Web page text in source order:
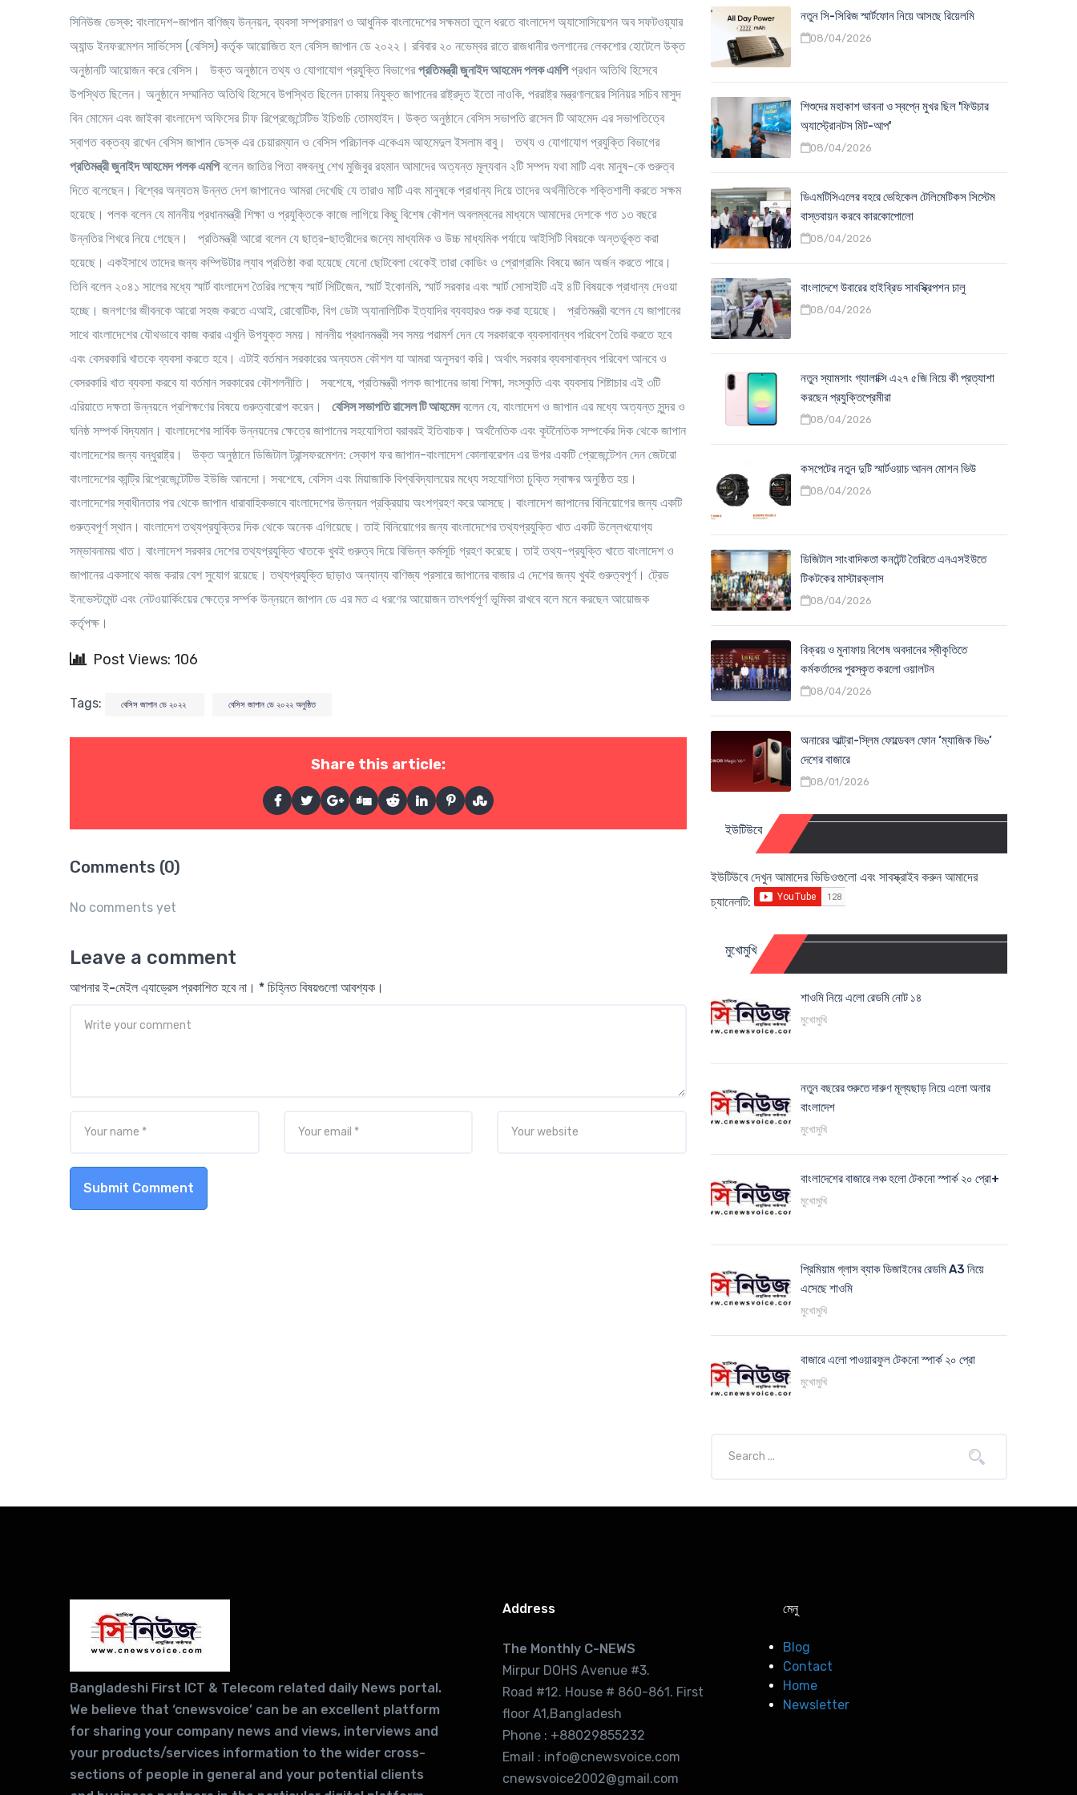
সিনিউজ ডেস্ক: বাংলাদেশ-জাপান বাণিজ্য উন্নয়ন, ব্যবসা সম্প্রসারণ ও আধুনিক বাংলাদেশের সক্ষমতা তুলে ধরতে বাংলাদেশ অ্যাসোসিয়েশন অব সফটওয়্যার
অ্যান্ড ইনফরমেশন সার্ভিসেস (বেসিস) কর্তৃক আয়োজিত হল বেসিস জাপান ডে ২০২২। রবিবার ২০ নভেম্বর রাতে রাজধানীর গুলশানের লেকশোর হোটেলে উক্ত
অনুষ্ঠানটি আয়োজন করে বেসিস। উক্ত অনুষ্ঠানে তথ্য ও যোগাযোগ প্রযুক্তি বিভাগেরপ্রতিমন্ত্রী জুনাইদ আহমেদ পলক এমপিপ্রধান অতিথি হিসেবে
উপস্থিত ছিলেন। অনুষ্ঠানে সম্মানিত অতিথি হিসেবে উপস্থিত ছিলেন ঢাকায় নিযুক্ত জাপানের রাষ্ট্রদূত ইতো নাওকি, পররাষ্ট্র মন্ত্রণালয়ের সিনিয়র সচিব মাসুদ
বিন মোমেন এবং জাইকা বাংলাদেশ অফিসের চীফ রিপ্রেজেন্টেটিভ ইচিগুচি তোমহাইদ। উক্ত অনুষ্ঠানে বেসিস সভাপতি রাসেল টি আহমেদ এর সভাপতিত্বে
স্বাগত বক্তব্য রাখেন বেসিস জাপান ডেস্ক এর চেয়ারম্যান ও বেসিস পরিচালক একেএম আহমেদুল ইসলাম বাবু। তথ্য ও যোগাযোগ প্রযুক্তি বিভাগের
প্রতিমন্ত্রী জুনাইদ আহমেদ পলক এমপিবলেন জাতির পিতা বঙ্গবন্ধু শেখ মুজিবুর রহমান আমাদের অত্যন্ত মূল্যবান ২টি সম্পদ যথা মাটি এবং মানুষ-কে গুরুত্ব
দিতে বলেছেন। বিশ্বের অন্যতম উন্নত দেশ জাপানেও আমরা দেখেছি যে তারাও মাটি এবং মানুষকে প্রাধান্য দিয়ে তাদের অর্থনীতিকে শক্তিশালী করতে সক্ষম
হয়েছে। পলক বলেন যে মাননীয় প্রধানমন্ত্রী শিক্ষা ও প্রযুক্তিকে কাজে লাগিয়ে কিছু বিশেষ কৌশল অবলম্বনের মাধ্যমে আমাদের দেশকে গত ১৩ বছরে
উন্নতির শিখরে নিয়ে গেছেন। প্রতিমন্ত্রী আরো বলেন যে ছাত্র-ছাত্রীদের জন্যে মাধ্যমিক ও উচ্চ মাধ্যমিক পর্যায়ে আইসিটি বিষয়কে অন্তর্ভূক্ত করা
হয়েছে। একইসাথে তাদের জন্য কম্পিউটার ল্যাব প্রতিষ্ঠা করা হয়েছে যেনো ছোটবেলা থেকেই তারা কোডিং ও প্রোগ্রামিং বিষয়ে জ্ঞান অর্জন করতে পারে।
তিনি বলেন ২০৪১ সালের মধ্যে স্মার্ট বাংলাদেশ তৈরির লক্ষ্যে স্মার্ট সিটিজেন, স্মার্ট ইকোনমি, স্মার্ট সরকার এবং স্মার্ট সোসাইটি এই ৪টি বিষয়কে প্রাধান্য দেওয়া
হচ্ছে। জনগণের জীবনকে আরো সহজ করতে এআই, রোবোটিক, বিগ ডেটা অ্যানালিটিক ইত্যাদির ব্যবহারও শুরু করা হয়েছে। প্রতিমন্ত্রী বলেন যে জাপানের
সাথে বাংলাদেশের যৌথভাবে কাজ করার এখুনি উপযুক্ত সময়। মাননীয় প্রধানমন্ত্রী সব সময় পরামর্শ দেন যে সরকারকে ব্যবসাবান্ধব পরিবেশ তৈরি করতে হবে
এবং বেসরকারি খাতকে ব্যবসা করতে হবে। এটাই বর্তমান সরকারের অন্যতম কৌশল যা আমরা অনুসরণ করি। অর্থাৎ সরকার ব্যবসাবান্ধব পরিবেশ আনবে ও
বেসরকারি খাত ব্যবসা করবে যা বর্তমান সরকারের কৌশলনীতি। সবশেষে, প্রতিমন্ত্রী পলক জাপানের ভাষা শিক্ষা, সংস্কৃতি এবং ব্যবসায় শিষ্টাচার এই ৩টি
এরিয়াতে দক্ষতা উন্নয়নে প্রশিক্ষণের বিষয়ে গুরুত্বারোপ করেন। বেসিস সভাপতি রাসেল টি আহমেদবলেন যে, বাংলাদেশ ও জাপান এর মধ্যে অত্যন্ত সুন্দর ও
ঘনিষ্ঠ সম্পর্ক বিদ্যমান। বাংলাদেশের সার্বিক উন্নয়নের ক্ষেত্রে জাপানের সহযোগিতা বরাবরই ইতিবাচক। অর্থনৈতিক এবং কূটনৈতিক সম্পর্কের দিক থেকে জাপান
বাংলাদেশের জন্য বন্ধুরাষ্ট্র। উক্ত অনুষ্ঠানে ডিজিটাল ট্রান্সফরমেশন: স্কোপ ফর জাপান-বাংলাদেশ কোলাবরেশন এর উপর একটি প্রেজেন্টেশন দেন জেটরো
বাংলাদেশের কান্ট্রি রিপ্রেজেন্টেটিভ ইউজি আনদো। সবশেষে, বেসিস এবং মিয়াজাকি বিশ্ববিদ্যালয়ের মধ্যে সহযোগিতা চুক্তি স্বাক্ষর অনুষ্ঠিত হয়।
বাংলাদেশের স্বাধীনতার পর থেকে জাপান ধারাবাহিকভাবে বাংলাদেশের উন্নয়ন প্রক্রিয়ায় অংশগ্রহণ করে আসছে। বাংলাদেশ জাপানের বিনিয়োগের জন্য একটি
গুরুত্বপূর্ণ স্থান। বাংলাদেশ তথ্যপ্রযুক্তির দিক থেকে অনেক এগিয়েছে। তাই বিনিয়োগের জন্য বাংলাদেশের তথ্যপ্রযুক্তি খাত একটি উল্লেখযোগ্য
সম্ভাবনাময় খাত। বাংলাদেশ সরকার দেশের তথ্যপ্রযুক্তি খাতকে খুবই গুরুত্ব দিয়ে বিভিন্ন কর্মসূচি গ্রহণ করেছে। তাই তথ্য-প্রযুক্তি খাতে বাংলাদেশ ও
জাপানের একসাথে কাজ করার বেশ সুযোগ রয়েছে। তথ্যপ্রযুক্তি ছাড়াও অন্যান্য বাণিজ্য প্রসারে জাপানের বাজার এ দেশের জন্য খুবই গুরুত্বপূর্ণ। ট্রেড
ইনভেস্টমেন্ট এবং নেটওয়ার্কিংয়ের ক্ষেত্রে সর্ম্পক উন্নয়নে জাপান ডে এর মত এ ধরণের আয়োজন তাৎপর্যপূর্ণ ভূমিকা রাখবে বলে মনে করছেন আয়োজক
কর্তৃপক্ষ।
Post Views: 106
Tags: বেসিস জাপান ডে ২০২২ বেসিস জাপান ডে ২০২২ অনুষ্ঠিত
Share this article:
Comments (0)
No comments yet
Leave a comment
আপনার ই-মেইল এ্যাড্রেস প্রকাশিত হবে না। * চিহ্নিত বিষয়গুলো আবশ্যক।
Submit Comment
নতুন সি-সিরিজ স্মার্টফোন নিয়ে আসছে রিয়েলমি
08/04/2026
শিশুদের মহাকাশ ভাবনা ও স্বপ্নে মুখর ছিল 'ফিউচার
অ্যাস্ট্রোনটস মিট-আপ'
08/04/2026
ডিএমটিসিএলের বহরে ভেহিকেল টেলিমেটিকস সিস্টেম
বাস্তবায়ন করবে কারকোপোলো
08/04/2026
বাংলাদেশে উবারের হাইব্রিড সাবস্ক্রিপশন চালু
08/04/2026
নতুন স্যামসাং গ্যালাক্সি এ২৭ ৫জি নিয়ে কী প্রত্যাশা
করছেন প্রযুক্তিপ্রেমীরা
08/04/2026
কসপেটের নতুন দুটি স্মার্টওয়াচ আনল মোশন ভিউ
08/04/2026
ডিজিটাল সাংবাদিকতা কনটেন্ট তৈরিতে এনএসইউতে
টিকটকের মাস্টারক্লাস
08/04/2026
বিক্রয় ও মুনাফায় বিশেষ অবদানের স্বীকৃতিতে
কর্মকর্তাদের পুরস্কৃত করলো ওয়ালটন
08/04/2026
অনারের আল্ট্রা-স্লিম ফোল্ডেবল ফোন ‘ম্যাজিক ভি৬’
দেশের বাজারে
08/01/2026
ইউটিউবে
ইউটিউবে দেখুন আমাদের ভিডিওগুলো এবং সাবস্ক্রাইব করুন আমাদের
চ্যানেলটি:
মুখোমুখি
শাওমি নিয়ে এলো রেডমি নোট ১৪
মুখোমুখি
নতুন বছরের শুরুতে দারুণ মূল্যছাড় নিয়ে এলো অনার
বাংলাদেশ
মুখোমুখি
বাংলাদেশের বাজারে লঞ্চ হলো টেকনো স্পার্ক ২০ প্রো+
মুখোমুখি
প্রিমিয়াম গ্লাস ব্যাক ডিজাইনের রেডমি A3 নিয়ে
এসেছে শাওমি
মুখোমুখি
বাজারে এলো পাওয়ারফুল টেকনো স্পার্ক ২০ প্রো
মুখোমুখি
Bangladeshi First ICT & Telecom related daily News portal.
We believe that ‘cnewsvoice’ can be an excellent platform
for sharing your company news and views, interviews and
your products/services information to the wider cross-
sections of people in general and your potential clients
Address
The Monthly C-NEWS
Mirpur DOHS Avenue #3.
Road #12. House # 860-861. First
floor A1,Bangladesh
Phone : +88029855232
Email : info@cnewsvoice.com
cnewsvoice2002@gmail.com
মেনু
Blog
Contact
Home
Newsletter